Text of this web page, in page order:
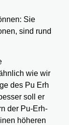
Sie
sind rund
wie wir
des Pu Erh
soll er
der Pu-Erh-
höheren